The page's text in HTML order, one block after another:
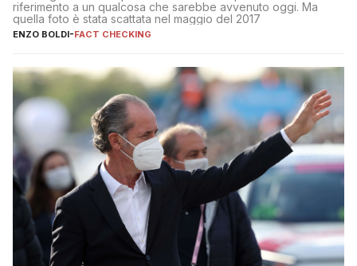
riferimento a un qualcosa che sarebbe avvenuto oggi. Ma
quella foto è stata scattata nel maggio del 2017
ENZO BOLDI-FACT CHECKING